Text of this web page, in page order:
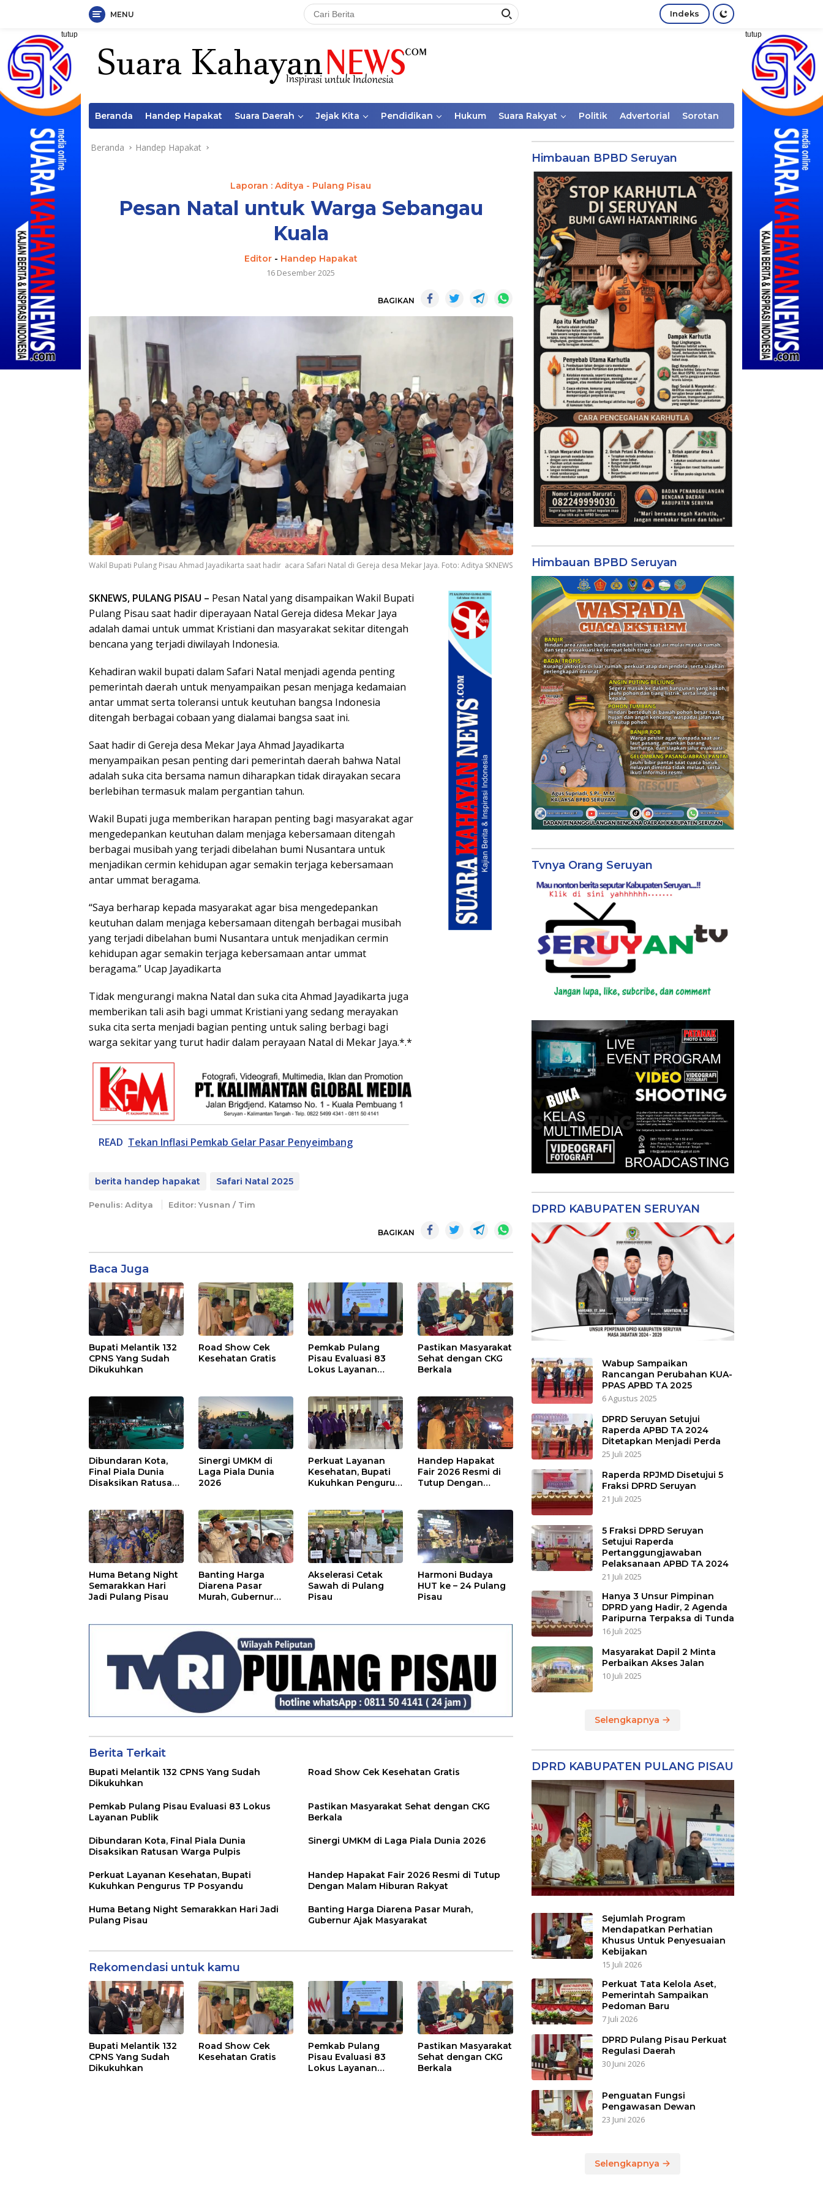
Langsung
konten
MENU Indeks
tutup tutup
Beranda Handep Hapakat Suara Daerah Jejak Kita Pendidikan Hukum Suara Rakyat Politik Advertorial Sorotan
Beranda Handep Hapakat
Laporan : Aditya - Pulang Pisau
Pesan Natal untuk Warga Sebangau
Kuala
Editor- Handep Hapakat
16 Desember 2025
BAGIKAN
Wakil Bupati Pulang Pisau Ahmad Jayadikarta saat hadir acara Safari Natal di Gereja desa Mekar Jaya. Foto: Aditya SKNEWS
SKNEWS, PULANG PISAU – Pesan Natal yang disampaikan Wakil Bupati
Pulang Pisau saat hadir diperayaan Natal Gereja didesa Mekar Jaya
adalah damai untuk ummat Kristiani dan masyarakat sekitar ditengah
bencana yang terjadi diwilayah Indonesia.
Kehadiran wakil bupati dalam Safari Natal menjadi agenda penting
pemerintah daerah untuk menyampaikan pesan menjaga kedamaian
antar ummat serta toleransi untuk keutuhan bangsa Indonesia
ditengah berbagai cobaan yang dialamai bangsa saat ini.
Saat hadir di Gereja desa Mekar Jaya Ahmad Jayadikarta
menyampaikan pesan penting dari pemerintah daerah bahwa Natal
adalah suka cita bersama namun diharapkan tidak dirayakan secara
berlebihan termasuk malam pergantian tahun.
Wakil Bupati juga memberikan harapan penting bagi masyarakat agar
mengedepankan keutuhan dalam menjaga kebersamaan ditengah
berbagai musibah yang terjadi dibelahan bumi Nusantara untuk
menjadikan cermin kehidupan agar semakin terjaga kebersamaan
antar ummat beragama.
“Saya berharap kepada masyarakat agar bisa mengedepankan
keutuhan dalam menjaga kebersamaan ditengah berbagai musibah
yang terjadi dibelahan bumi Nusantara untuk menjadikan cermin
kehidupan agar semakin terjaga kebersamaan antar ummat
beragama.” Ucap Jayadikarta
Tidak mengurangi makna Natal dan suka cita Ahmad Jayadikarta juga
memberikan tali asih bagi ummat Kristiani yang sedang merayakan
suka cita serta menjadi bagian penting untuk saling berbagi bagi
warga sekitar yang turut hadir dalam perayaan Natal di Mekar Jaya.*.*
READ Tekan Inflasi Pemkab Gelar Pasar Penyeimbang
berita handep hapakat Safari Natal 2025
Penulis: Aditya Editor: Yusnan / Tim
BAGIKAN
Baca Juga
Bupati Melantik 132
CPNS Yang Sudah
Dikukuhkan
Road Show Cek
Kesehatan Gratis
Pemkab Pulang
Pisau Evaluasi 83
Lokus Layanan
Pastikan Masyarakat
Sehat dengan CKG
Berkala
Dibundaran Kota,
Final Piala Dunia
Disaksikan Ratusan
Sinergi UMKM di
Laga Piala Dunia
2026
Perkuat Layanan
Kesehatan, Bupati
Kukuhkan Pengurus
Handep Hapakat
Fair 2026 Resmi di
Tutup Dengan
Huma Betang Night
Semarakkan Hari
Jadi Pulang Pisau
Banting Harga
Diarena Pasar
Murah, Gubernur
Akselerasi Cetak
Sawah di Pulang
Pisau
Harmoni Budaya
HUT ke – 24 Pulang
Pisau
Berita Terkait
Bupati Melantik 132 CPNS Yang Sudah
Dikukuhkan
Road Show Cek Kesehatan Gratis
Pemkab Pulang Pisau Evaluasi 83 Lokus
Layanan Publik
Pastikan Masyarakat Sehat dengan CKG
Berkala
Dibundaran Kota, Final Piala Dunia
Disaksikan Ratusan Warga Pulpis
Sinergi UMKM di Laga Piala Dunia 2026
Perkuat Layanan Kesehatan, Bupati
Kukuhkan Pengurus TP Posyandu
Handep Hapakat Fair 2026 Resmi di Tutup
Dengan Malam Hiburan Rakyat
Huma Betang Night Semarakkan Hari Jadi
Pulang Pisau
Banting Harga Diarena Pasar Murah,
Gubernur Ajak Masyarakat
Rekomendasi untuk kamu
Bupati Melantik 132
CPNS Yang Sudah
Dikukuhkan
Road Show Cek
Kesehatan Gratis
Pemkab Pulang
Pisau Evaluasi 83
Lokus Layanan
Pastikan Masyarakat
Sehat dengan CKG
Berkala
Himbauan BPBD Seruyan
Himbauan BPBD Seruyan
Tvnya Orang Seruyan
DPRD KABUPATEN SERUYAN
Wabup Sampaikan
Rancangan Perubahan KUA-
PPAS APBD TA 2025
6 Agustus 2025
DPRD Seruyan Setujui
Raperda APBD TA 2024
Ditetapkan Menjadi Perda
25 Juli 2025
Raperda RPJMD Disetujui 5
Fraksi DPRD Seruyan
21 Juli 2025
5 Fraksi DPRD Seruyan
Setujui Raperda
Pertanggungjawaban
Pelaksanaan APBD TA 2024
21 Juli 2025
Hanya 3 Unsur Pimpinan
DPRD yang Hadir, 2 Agenda
Paripurna Terpaksa di Tunda
16 Juli 2025
Masyarakat Dapil 2 Minta
Perbaikan Akses Jalan
10 Juli 2025
Selengkapnya
DPRD KABUPATEN PULANG PISAU
Sejumlah Program
Mendapatkan Perhatian
Khusus Untuk Penyesuaian
Kebijakan
15 Juli 2026
Perkuat Tata Kelola Aset,
Pemerintah Sampaikan
Pedoman Baru
7 Juli 2026
DPRD Pulang Pisau Perkuat
Regulasi Daerah
30 Juni 2026
Penguatan Fungsi
Pengawasan Dewan
23 Juni 2026
Selengkapnya